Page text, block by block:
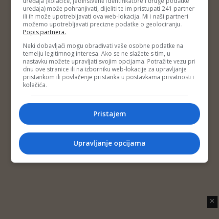
Impressum
Kontakt Marketing
Privatnost korisnika
O nama
✕
uređaja) može pohranjivati, dijeliti te im pristupati 241 partner
ili ih može upotrebljavati ova web-lokacija. Mi i naši partneri
možemo upotrebljavati precizne podatke o geolociranju.
Popis partnera.
Neki dobavljači mogu obrađivati vaše osobne podatke na
temelju legitimnog interesa. Ako se ne slažete s tim, u
nastavku možete upravljati svojim opcijama. Potražite vezu pri
dnu ove stranice ili na izborniku web-lokacije za upravljanje
pristankom ili povlačenje pristanka u postavkama privatnosti i
kolačića.
Pristajem
Upravljanje opcijama